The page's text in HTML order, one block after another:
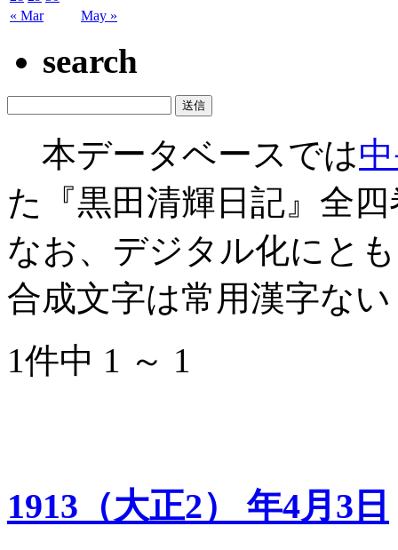
« Mar May »
search
本データベースでは
た『黒田清輝日記』全
なお、デジタル化にと
合成文字は常用漢字な
1件中 1 ～ 1
1913（大正2） 年4月3日